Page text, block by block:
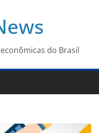
do Brasil